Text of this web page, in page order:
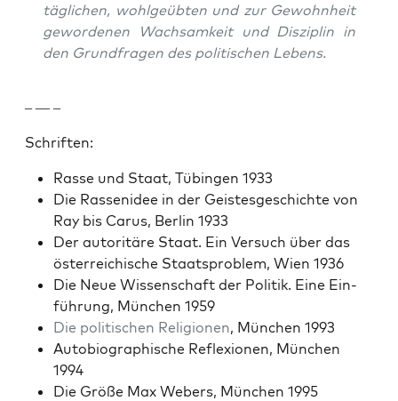
täglichen, wohlgeübten und zur Gewohn­heit
gewor­de­nen Wach­samkeit und Diszi­plin in
den Grund­fra­gen des poli­tis­chen Lebens.
– — –
Schriften:
Rasse und Staat, Tübin­gen 1933
Die Rassenidee in der Geis­tes­geschichte von
Ray bis Carus, Berlin 1933
Der autoritäre Staat. Ein Ver­such über das
öster­re­ichis­che Staat­sprob­lem, Wien 1936
Die Neue Wis­senschaft der Poli­tik. Eine Ein­
führung, München 1959
Die poli­tis­chen Reli­gio­nen, München 1993
Auto­bi­ographis­che Reflex­io­nen, München
1994
Die Größe Max Webers, München 1995